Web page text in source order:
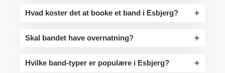
Hvad koster det at booke et band i Esbjerg?
Skal bandet have overnatning?
Hvilke band-typer er populære i Esbjerg?